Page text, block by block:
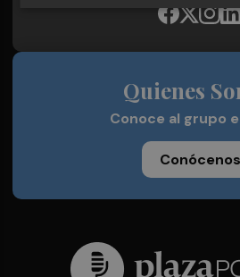
Quienes
Conoce al grupo
Conócenos